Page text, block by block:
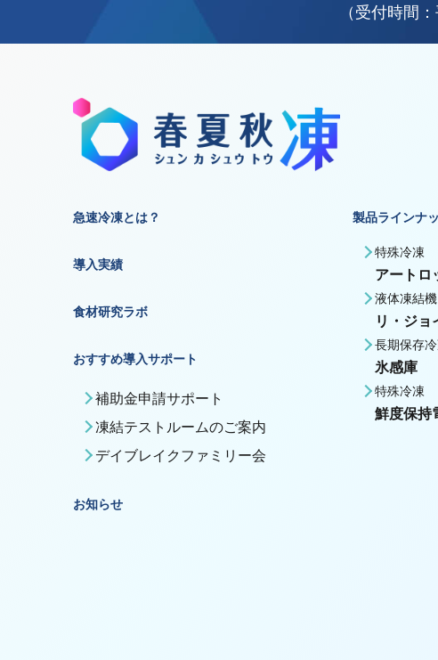
（受付時間
急速冷凍とは？
導入実績
食材研究ラボ
おすすめ導入サポート
補助金申請サポート
凍結テストルームのご案内
デイブレイクファミリー会
お知らせ
製品ラインナ
特殊冷凍
アートロ
液体凍結機
リ・ジョ
長期保存
氷感庫
特殊冷凍
鮮度保持